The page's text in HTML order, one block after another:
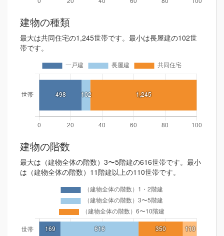
建物の種類
最大は共同住宅の1,245世帯です。最小は長屋建の102世
帯です。
建物の階数
最大は（建物全体の階数）3〜5階建の616世帯です。最小
は（建物全体の階数）11階建以上の110世帯です。